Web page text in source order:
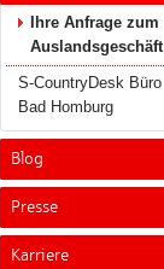
Ihre Anfrage zum
Auslandsgeschäft
S-CountryDesk Büro
Bad Homburg
Blog
Presse
Karriere